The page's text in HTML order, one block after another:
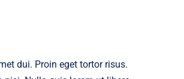
dui. Proin eget tortor risus.